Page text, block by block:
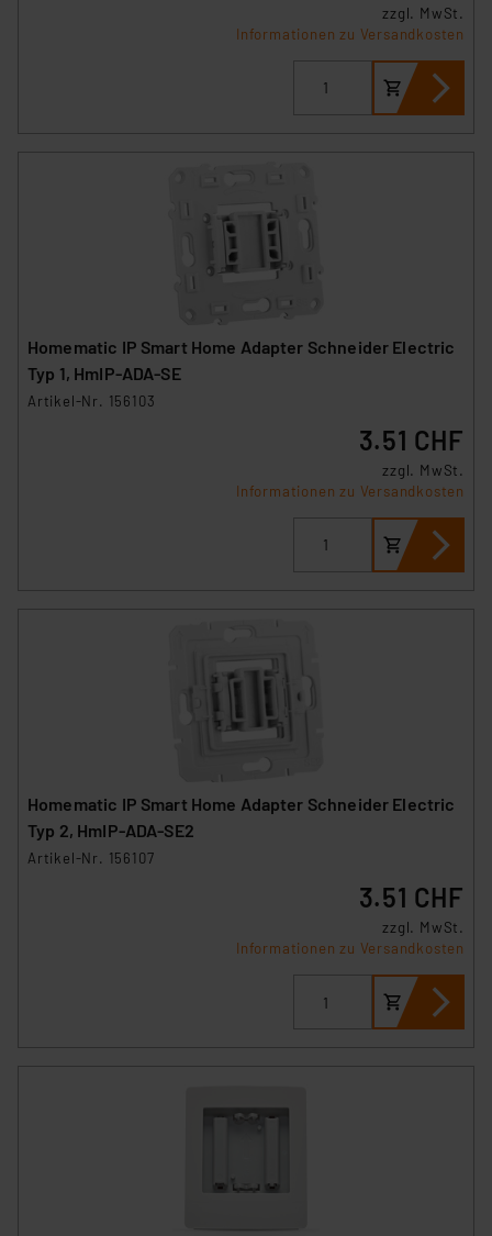
zzgl. MwSt.
Informationen zu Versandkosten
Homematic IP Smart Home Adapter Schneider Electric
Typ 1, HmIP-ADA-SE
Artikel-Nr. 156103
3.51 CHF
zzgl. MwSt.
Informationen zu Versandkosten
Homematic IP Smart Home Adapter Schneider Electric
Typ 2, HmIP-ADA-SE2
Artikel-Nr. 156107
3.51 CHF
zzgl. MwSt.
Informationen zu Versandkosten